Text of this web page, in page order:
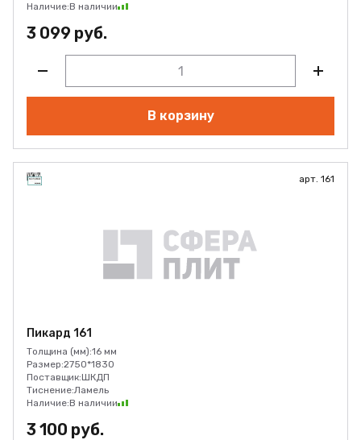
Наличие:В наличии
3 099 руб.
В корзину
арт. 161
Пикард 161
Толщина (мм):16 мм
Размер:2750*1830
Поставщик:ШКДП
Тиснение:Ламель
Наличие:В наличии
3 100 руб.